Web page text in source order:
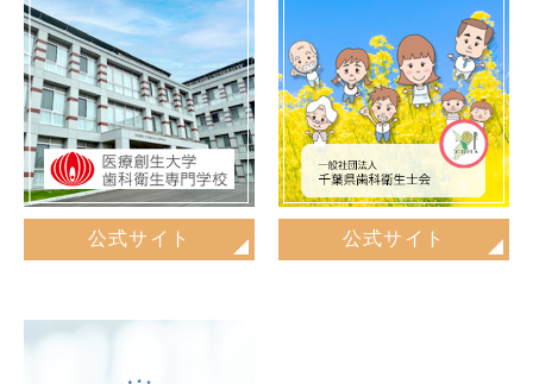
公式サイト 公式サイト